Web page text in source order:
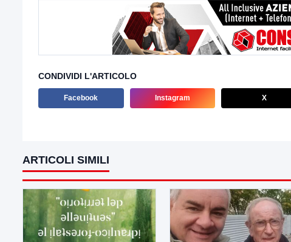
CONDIVIDI L'ARTICOLO
Facebook Instagram X
ARTICOLI SIMILI